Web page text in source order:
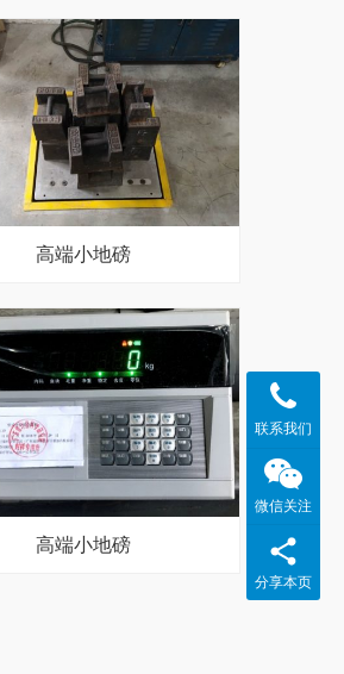
高端小地磅
高端小地磅
联系我们
微信关注
分享本页